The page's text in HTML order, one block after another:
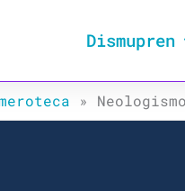
Dismupren
»